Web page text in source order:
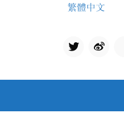
繁體中文
Twit